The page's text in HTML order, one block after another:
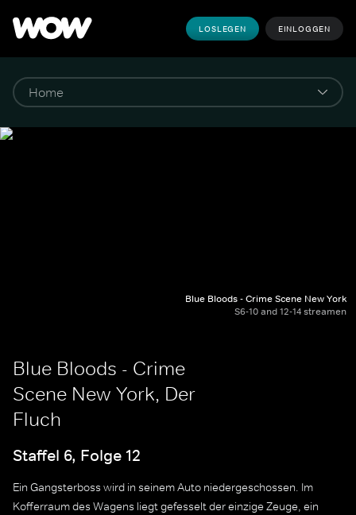
LOSLEGEN EINLOGGEN
Blue Bloods - Crime Scene New York
S6-10 and 12-14 streamen
Blue Bloods - Crime
Scene New York, Der
Fluch
Staffel 6, Folge 12
Ein Gangsterboss wird in seinem Auto niedergeschossen. Im
Kofferraum des Wagens liegt gefesselt der einzige Zeuge, ein